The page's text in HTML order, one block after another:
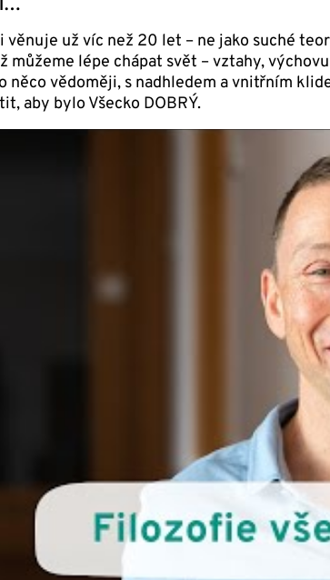
už víc než 20 let – ne jako suché
můžeme lépe chápat svět – vztahy,
něco vědoměji, s nadhledem a vnitřním
aby bylo Všecko DOBRÝ.